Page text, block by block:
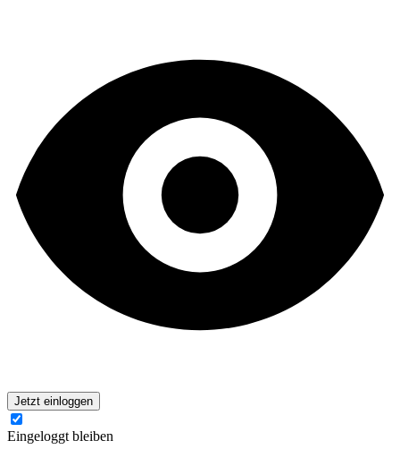
Jetzt einloggen
Eingeloggt bleiben